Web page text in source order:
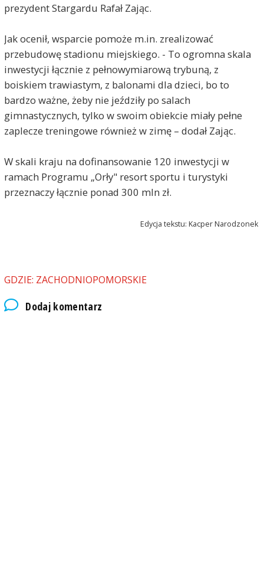
prezydent Stargardu Rafał Zając.
Jak ocenił, wsparcie pomoże m.in. zrealizować
przebudowę stadionu miejskiego. - To ogromna skala
inwestycji łącznie z pełnowymiarową trybuną, z
boiskiem trawiastym, z balonami dla dzieci, bo to
bardzo ważne, żeby nie jeździły po salach
gimnastycznych, tylko w swoim obiekcie miały pełne
zaplecze treningowe również w zimę – dodał Zając.
W skali kraju na dofinansowanie 120 inwestycji w
ramach Programu „Orły" resort sportu i turystyki
przeznaczy łącznie ponad 300 mln zł.
Edycja tekstu: Kacper Narodzonek
GDZIE: ZACHODNIOPOMORSKIE
Dodaj komentarz